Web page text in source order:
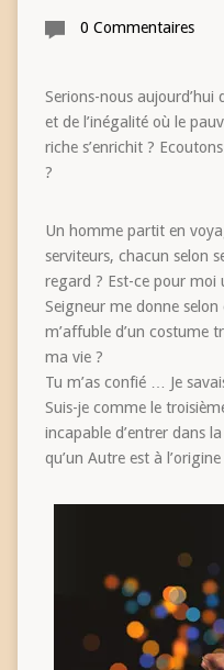
0 Commentaires
Serions-nous aujourd’hui
et de l’inégalité où le
riche s’enrichit ?
?
Un homme partit en
serviteurs, chacun selon
regard ? Est-ce pour moi
Seigneur me donne selon
m’affuble d’un costume
ma vie ?
Tu m’as confié … Je
Suis-je comme le
incapable d’entrer dans
qu’un Autre est à